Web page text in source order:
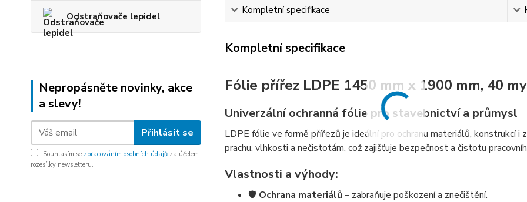
Odstraňovače lepidel
Nepropásněte novinky, akce
a slevy!
Přihlásit se
Souhlasím se zpracováním osobních údajů za účelem
rozesílky newsletteru.
Kompletní specifikace
Kompletní specifikace
Fólie přířez LDPE 1450 mm x 1900 mm, 40
Univerzální ochranná fólie pro stavebnictví a průmysl
LDPE fólie ve formě přířezů je ideální pro ochranu materiálů, konstrukcí i
prachu, vlhkosti a nečistotám, což zajišťuje bezpečnost a čistotu
Vlastnosti a výhody:
🛡️ Ochrana materiálů– zabraňuje poškození a znečištění.